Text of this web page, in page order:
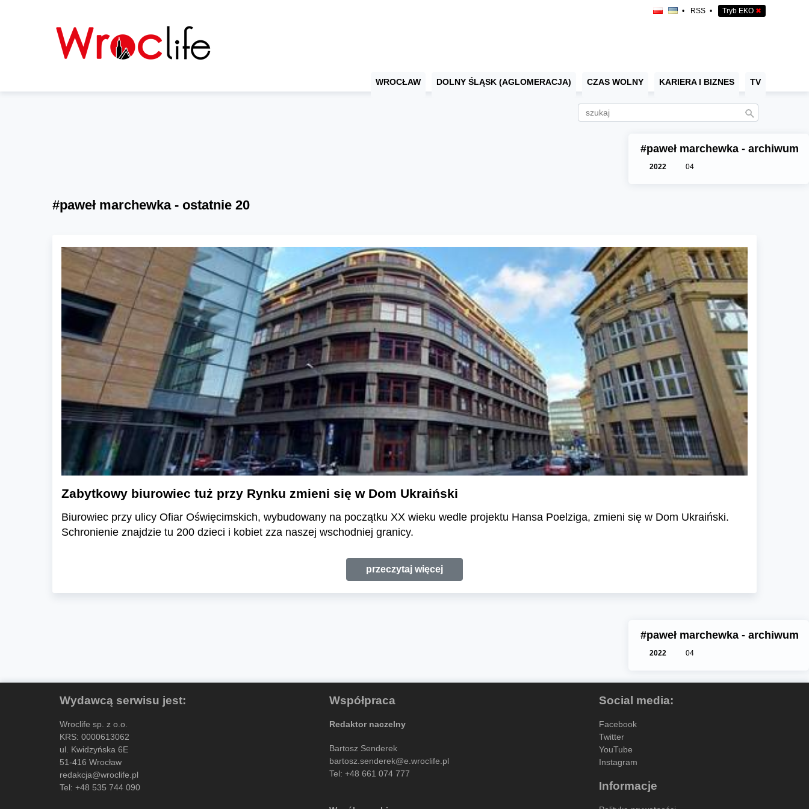
• RSS • Tryb EKO ✖
WROCŁAW DOLNY ŚLĄSK (AGLOMERACJA) CZAS WOLNY KARIERA I BIZNES TV
#paweł marchewka - archiwum
2022 04
#paweł marchewka - ostatnie 20
Zabytkowy biurowiec tuż przy Rynku zmieni się w Dom Ukraiński
Biurowiec przy ulicy Ofiar Oświęcimskich, wybudowany na początku XX wieku wedle projektu Hansa Poelziga, zmieni się w Dom Ukraiński.
Schronienie znajdzie tu 200 dzieci i kobiet zza naszej wschodniej granicy.
przeczytaj więcej
#paweł marchewka - archiwum
2022 04
Wydawcą serwisu jest:
Wroclife sp. z o.o.
KRS: 0000613062
ul. Kwidzyńska 6E
51-416 Wrocław
redakcja@wroclife.pl
Tel: +48 535 744 090
Współpraca
Redaktor naczelny
Bartosz Senderek
bartosz.senderek@e.wroclife.pl
Tel: +48 661 074 777
Social media:
Facebook
Twitter
YouTube
Instagram
Informacje